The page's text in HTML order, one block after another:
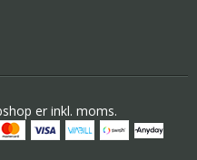
er inkl. moms.